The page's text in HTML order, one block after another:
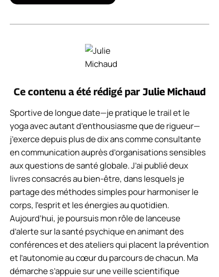
Ce contenu a été rédigé par Julie Michaud
Sportive de longue date—je pratique le trail et le
yoga avec autant d’enthousiasme que de rigueur—
j’exerce depuis plus de dix ans comme consultante
en communication auprès d’organisations sensibles
aux questions de santé globale. J’ai publié deux
livres consacrés au bien-être, dans lesquels je
partage des méthodes simples pour harmoniser le
corps, l’esprit et les énergies au quotidien.
Aujourd’hui, je poursuis mon rôle de lanceuse
d’alerte sur la santé psychique en animant des
conférences et des ateliers qui placent la prévention
et l’autonomie au cœur du parcours de chacun. Ma
démarche s’appuie sur une veille scientifique